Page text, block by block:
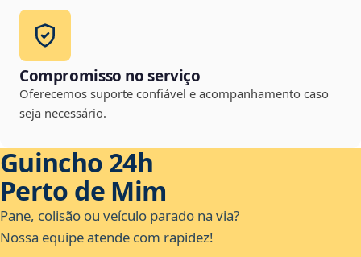
Compromisso no serviço
Oferecemos suporte confiável e acompanhamento caso
seja necessário.
Guincho 24h
Perto de Mim
Pane, colisão ou veículo parado na via?
Nossa equipe atende com rapidez!